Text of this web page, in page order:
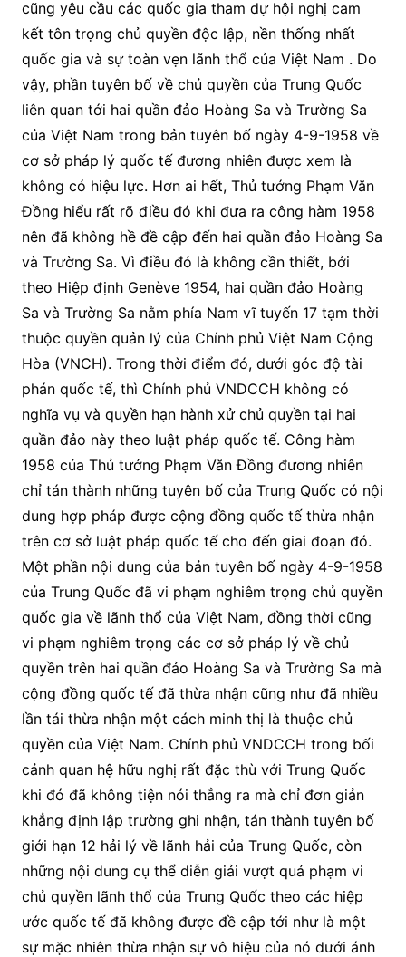
cũng yêu cầu các quốc gia tham dự hội nghị cam
kết tôn trọng chủ quyền độc lập, nền thống nhất
quốc gia và sự toàn vẹn lãnh thổ của Việt Nam . Do
vậy, phần tuyên bố về chủ quyền của Trung Quốc
liên quan tới hai quần đảo Hoàng Sa và Trường Sa
của Việt Nam trong bản tuyên bố ngày 4-9-1958 về
cơ sở pháp lý quốc tế đương nhiên được xem là
không có hiệu lực. Hơn ai hết, Thủ tướng Phạm Văn
Đồng hiểu rất rõ điều đó khi đưa ra công hàm 1958
nên đã không hề đề cập đến hai quần đảo Hoàng Sa
và Trường Sa. Vì điều đó là không cần thiết, bởi
theo Hiệp định Genève 1954, hai quần đảo Hoàng
Sa và Trường Sa nằm phía Nam vĩ tuyến 17 tạm thời
thuộc quyền quản lý của Chính phủ Việt Nam Cộng
Hòa (VNCH). Trong thời điểm đó, dưới góc độ tài
phán quốc tế, thì Chính phủ VNDCCH không có
nghĩa vụ và quyền hạn hành xử chủ quyền tại hai
quần đảo này theo luật pháp quốc tế. Công hàm
1958 của Thủ tướng Phạm Văn Đồng đương nhiên
chỉ tán thành những tuyên bố của Trung Quốc có nội
dung hợp pháp được cộng đồng quốc tế thừa nhận
trên cơ sở luật pháp quốc tế cho đến giai đoạn đó.
Một phần nội dung của bản tuyên bố ngày 4-9-1958
của Trung Quốc đã vi phạm nghiêm trọng chủ quyền
quốc gia về lãnh thổ của Việt Nam, đồng thời cũng
vi phạm nghiêm trọng các cơ sở pháp lý về chủ
quyền trên hai quần đảo Hoàng Sa và Trường Sa mà
cộng đồng quốc tế đã thừa nhận cũng như đã nhiều
lần tái thừa nhận một cách minh thị là thuộc chủ
quyền của Việt Nam. Chính phủ VNDCCH trong bối
cảnh quan hệ hữu nghị rất đặc thù với Trung Quốc
khi đó đã không tiện nói thẳng ra mà chỉ đơn giản
khẳng định lập trường ghi nhận, tán thành tuyên bố
giới hạn 12 hải lý về lãnh hải của Trung Quốc, còn
những nội dung cụ thể diễn giải vượt quá phạm vi
chủ quyền lãnh thổ của Trung Quốc theo các hiệp
ước quốc tế đã không được đề cập tới như là một
sự mặc nhiên thừa nhận sự vô hiệu của nó dưới ánh